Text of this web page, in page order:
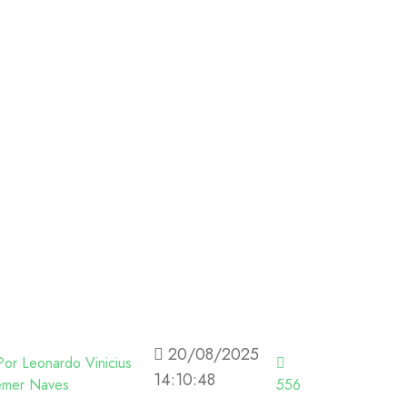
Leonardo Vinicius
Naves
20/08/2025
14:10:48
556